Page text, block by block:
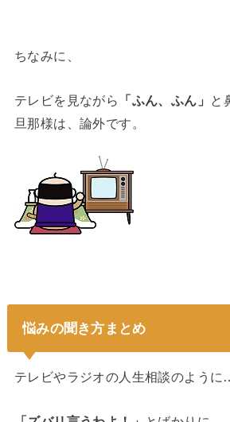
ちなみに、
テレビを見ながら 「ふん、ふん」
と
旦那様は、論外です。
悩みの聞き方まとめ
テレビやラジオの人生相談のように